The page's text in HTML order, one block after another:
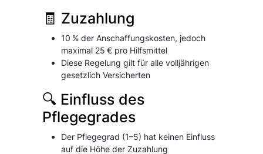
🧾 Zuzahlung
10 % der Anschaffungskosten, jedoch
maximal 25 € pro Hilfsmittel
Diese Regelung gilt für alle volljährigen
gesetzlich Versicherten
🔍 Einfluss des
Pflegegrades
Der Pflegegrad (1–5) hat keinen Einfluss
auf die Höhe der Zuzahlung